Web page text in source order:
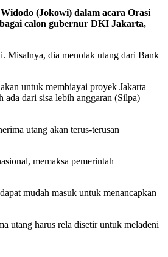
(Jokowi) dalam acara Orasi
calon gubernur DKI Jakarta,
Misalnya, dia menolak utang dari Bank
untuk membiayai proyek Jakarta
dari sisa lebih anggaran (Silpa)
utang akan terus-terusan
memaksa pemerintah
mudah masuk untuk menancapkan
utang harus rela disetir untuk meladeni